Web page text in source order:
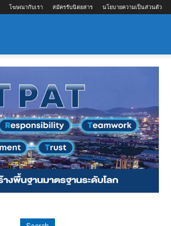
โฆษณากับเรา สมัครรับนิตยสาร นโยบายความเป็นส่วนตัว